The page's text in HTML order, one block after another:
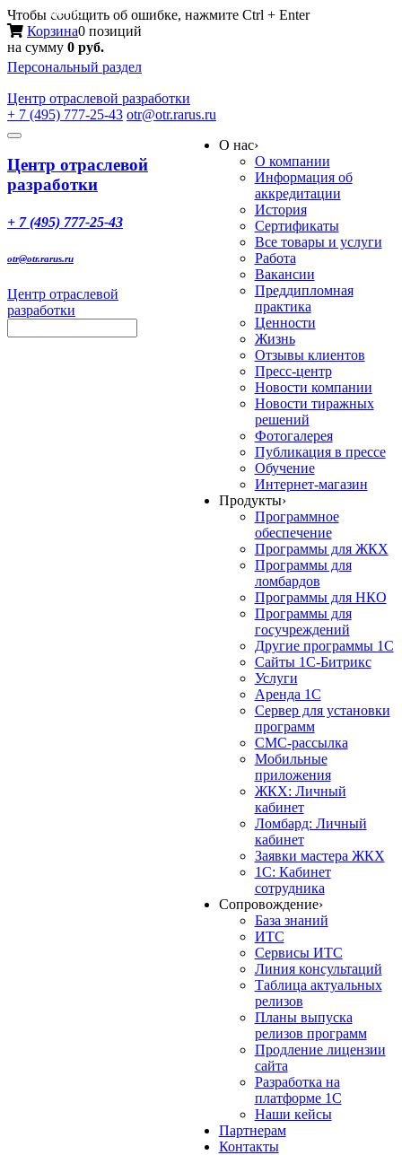
Чтобы сообщить об ошибке, нажмите Ctrl + Enter
Корзина0 позиций
на сумму 0 руб.
Персональный раздел
Центр отраслевой разработки
+ 7 (495) 777-25-43 otr@otr.rarus.ru
Toggle
Меню
Центр отраслевой
разработки
+ 7 (495) 777-25-43
otr@otr.rarus.ru
Центр отраслевой
разработки
О нас›
О компании
Информация об
аккредитации
История
Сертификаты
Все товары и услуги
Работа
Вакансии
Преддипломная
практика
Ценности
Жизнь
Отзывы клиентов
Пресс-центр
Новости компании
Новости тиражных
решений
Фотогалерея
Публикация в прессе
Обучение
Интернет-магазин
Продукты›
Программное
обеспечение
Программы для ЖКХ
Программы для
ломбардов
Программы для НКО
Программы для
госучреждений
Другие программы 1С
Сайты 1С-Битрикс
Услуги
Аренда 1С
Сервер для установки
программ
СМС-рассылка
Мобильные
приложения
ЖКХ: Личный
кабинет
Ломбард: Личный
кабинет
Заявки мастера ЖКХ
1С: Кабинет
сотрудника
Сопровождение›
База знаний
ИТС
Сервисы ИТС
Линия консультаций
Таблица актуальных
релизов
Планы выпуска
релизов программ
Продление лицензии
сайта
Разработка на
платформе 1С
Наши кейсы
Партнерам
Контакты